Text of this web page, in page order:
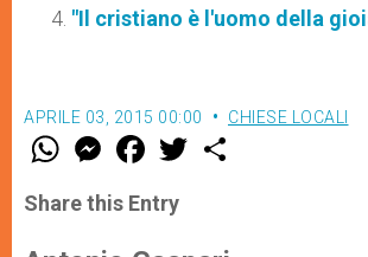
"Il cristiano è l'uomo della
APRILE 03, 2015 00:00 CHIESE LOCALI
W
t
s
M
e
s
e
F
a
e
b
w
Share this Entry